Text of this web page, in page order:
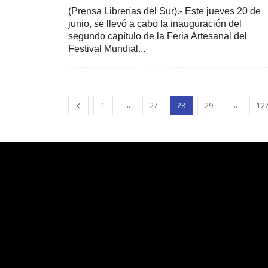
(Prensa Librerías del Sur).- Este jueves 20 de
junio, se llevó a cabo la inauguración del
segundo capítulo de la Feria Artesanal del
Festival Mundial...
1 ... 27 28 29 ...